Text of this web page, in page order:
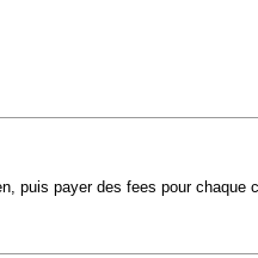
puis payer des fees pour chaque